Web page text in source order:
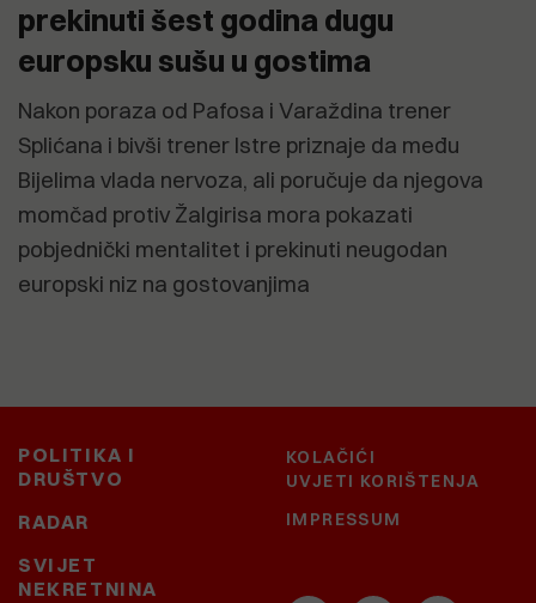
prekinuti šest godina dugu
europsku sušu u gostima
Nakon poraza od Pafosa i Varaždina trener
Splićana i bivši trener Istre priznaje da među
Bijelima vlada nervoza, ali poručuje da njegova
momčad protiv Žalgirisa mora pokazati
pobjednički mentalitet i prekinuti neugodan
europski niz na gostovanjima
POLITIKA I
DRUŠTVO
RADAR
SVIJET
NEKRETNINA
KOLAČIĆI
UVJETI KORIŠTENJA
IMPRESSUM